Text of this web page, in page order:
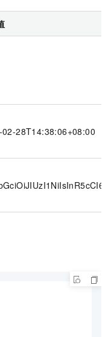
28T14:38:06+08:00